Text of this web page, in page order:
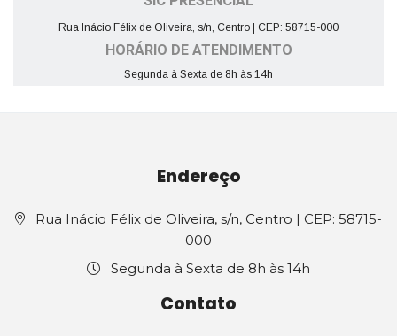
Rua Inácio Félix de Oliveira, s/n, Centro | CEP: 58715-000
HORÁRIO DE ATENDIMENTO
Segunda à Sexta de 8h às 14h
Endereço
Rua Inácio Félix de Oliveira, s/n, Centro | CEP: 58715-
000
Segunda à Sexta de 8h às 14h
Contato